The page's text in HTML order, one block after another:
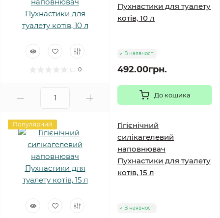
0
Пухнастики для туалету
котів, 10 л
В наявності
492.00грн.
До кошика
Популярний
Гігієнічний
силікагелевий
наповнювач
Пухнастики для туалету
котів, 15 л
В наявності